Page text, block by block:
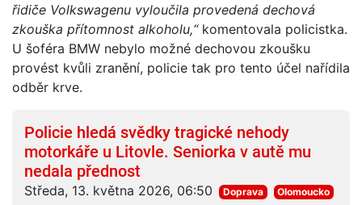
řidiče Volkswagenu vyloučila provedená dechová
zkouška přítomnost alkoholu,“ komentovala policistka.
U šoféra BMW nebylo možné dechovou zkoušku
provést kvůli zranění, policie tak pro tento účel nařídila
odběr krve.
Policie hledá svědky tragické nehody
motorkáře u Litovle. Seniorka v autě mu
nedala přednost
Středa, 13. května 2026, 06:50 Doprava Olomoucko